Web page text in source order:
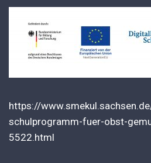
https://
schulprogramm-fuer-obst-
5522.html